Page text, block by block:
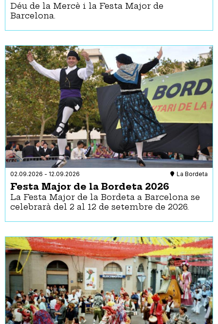
Déu de la Mercè i la Festa Major de
Barcelona.
02.09.2026 - 12.09.2026 La Bordeta
Festa Major de la Bordeta 2026
La Festa Major de la Bordeta a Barcelona se
celebrarà del 2 al 12 de setembre de 2026.